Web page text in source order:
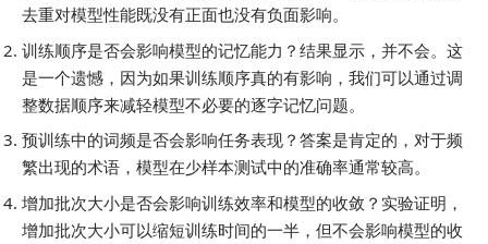
去重对模型性能既没有正面也没有负面影响。
训练顺序是否会影响模型的记忆能力？结果显示，并不会。这
是一个遗憾，因为如果训练顺序真的有影响，我们可以通过调
整数据顺序来减轻模型不必要的逐字记忆问题。
预训练中的词频是否会影响任务表现？答案是肯定的，对于频
繁出现的术语，模型在少样本测试中的准确率通常较高。
增加批次大小是否会影响训练效率和模型的收敛？实验证明，
增加批次大小可以缩短训练时间的一半，但不会影响模型的收